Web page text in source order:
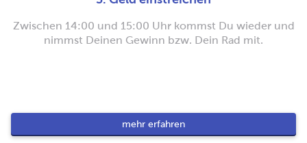
Zwischen 14:00 und 15:00 Uhr kommst Du wieder und
nimmst Deinen Gewinn bzw. Dein Rad mit.
mehr erfahren